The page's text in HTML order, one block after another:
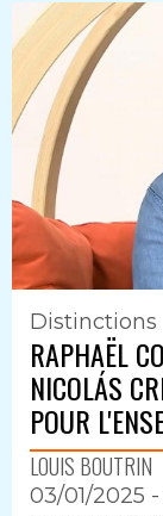
Distinctions
RAPHAËL
NICOLÁS
POUR
LOUIS BOUTRIN
03/01/2025 -